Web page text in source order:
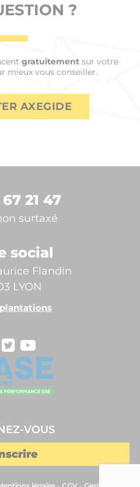
?
gratuitementsur votre
mieux vous conseiller.
AXEGIDE
21 47
surtaxé
social
Flandin
LYON
VOUS